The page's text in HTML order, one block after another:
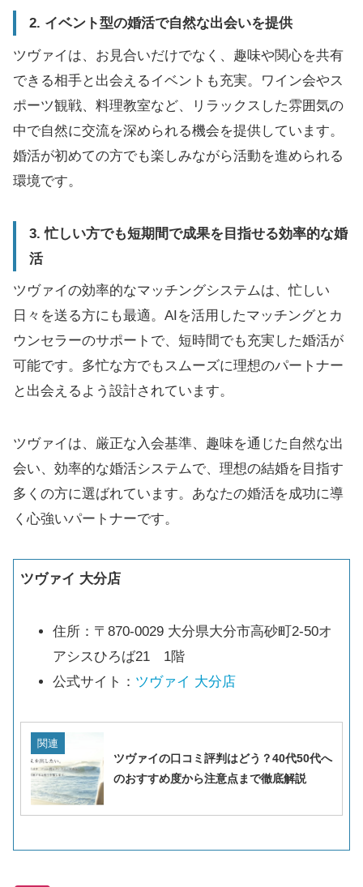
2. イベント型の婚活で自然な出会いを提供
ツヴァイは、お見合いだけでなく、趣味や関心を共有
できる相手と出会えるイベントも充実。ワイン会やス
ポーツ観戦、料理教室など、リラックスした雰囲気の
中で自然に交流を深められる機会を提供しています。
婚活が初めての方でも楽しみながら活動を進められる
環境です。
3. 忙しい方でも短期間で成果を目指せる効率的な婚
活
ツヴァイの効率的なマッチングシステムは、忙しい
日々を送る方にも最適。AIを活用したマッチングとカ
ウンセラーのサポートで、短時間でも充実した婚活が
可能です。多忙な方でもスムーズに理想のパートナー
と出会えるよう設計されています。
ツヴァイは、厳正な入会基準、趣味を通じた自然な出
会い、効率的な婚活システムで、理想の結婚を目指す
多くの方に選ばれています。あなたの婚活を成功に導
く心強いパートナーです。
ツヴァイ 大分店
住所：〒870-0029 大分県大分市高砂町2-50オ
アシスひろば21 1階
公式サイト： ツヴァイ 大分店
関連
ツヴァイの口コミ評判はどう？40代50代へ
のおすすめ度から注意点まで徹底解説